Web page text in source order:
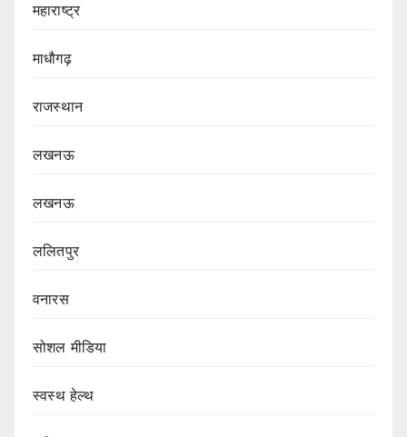
महाराष्ट्र
माधौगढ़
राजस्थान
लखनऊ
लखनऊ
ललितपुर
वनारस
सोशल मीडिया
स्वस्थ हेल्थ